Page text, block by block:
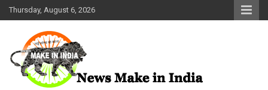
Skip
to
Thursday, August 6, 2026